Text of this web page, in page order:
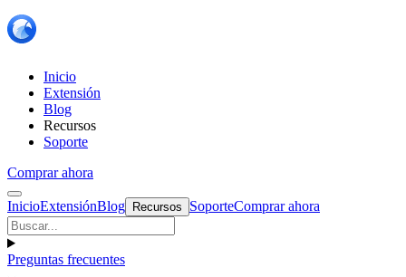
Inicio
Extensión
Blog
Recursos
Soporte
Comprar ahora
InicioExtensiónBlog Recursos SoporteComprar ahora
Preguntas frecuentes